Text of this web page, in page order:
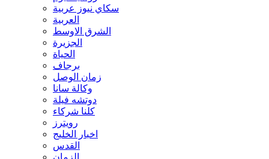
سكاي نيوز عربية
العربية
الشرق الاوسط
الجزيرة
الحیاة
برجاف
زمان الوصل
وکالة سانا
دوتشه فیلة
کلنا شرکاء
رويترز
اخبار الخلیج
القدس
الزمان